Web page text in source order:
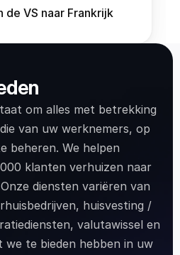
de VS naar Frankrijk
om alles met betrekking
van uw werknemers, op
beheren. We helpen
klanten verhuizen naar
diensten variëren van
huisvesting /
valutawissel en
we te bieden hebben in uw